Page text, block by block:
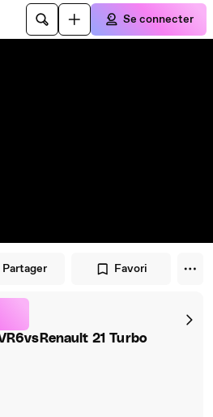
Se connecter
Partager Favori
21 Turbo